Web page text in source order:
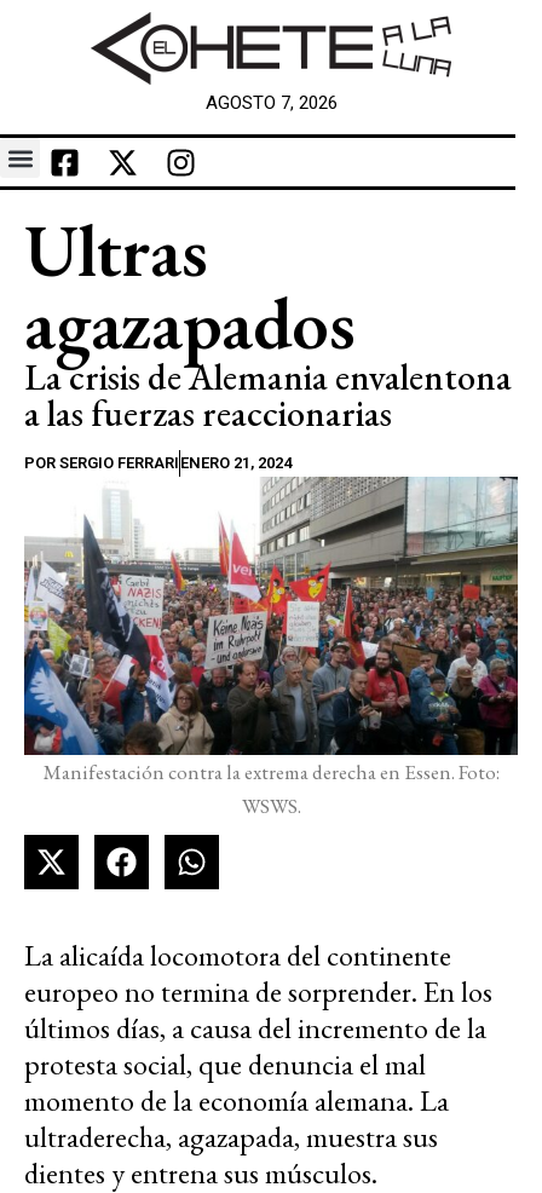
AGOSTO 7, 2026
Ultras
agazapados
La crisis de Alemania envalentona
a las fuerzas reaccionarias
POR SERGIO FERRARI ENERO 21, 2024
Manifestación contra la extrema derecha en Essen. Foto:
WSWS.
La alicaída locomotora del continente
europeo no termina de sorprender. En los
últimos días, a causa del incremento de la
protesta social, que denuncia el mal
momento de la economía alemana. La
ultraderecha, agazapada, muestra sus
dientes y entrena sus músculos.